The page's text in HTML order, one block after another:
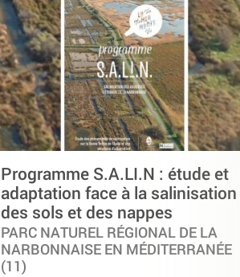
Programme S.A.LI.N : étude et
adaptation face à la salinisation
des sols et des nappes
PARC NATUREL RÉGIONAL DE LA
NARBONNAISE EN MÉDITERRANÉE
(11)